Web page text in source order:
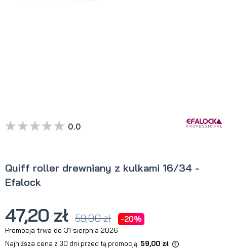
Quiff roller drewniany z kulkami 16/34 -
Efalock
0.0
47,20 zł 59,00 zł -20%
Promocja trwa do 31 sierpnia 2026
Najniższa cena z 30 dni przed tą promocją: 59,00 zł